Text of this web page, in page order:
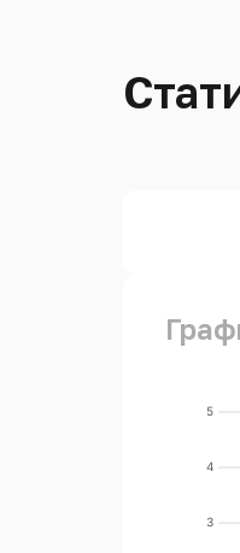
3
4
5